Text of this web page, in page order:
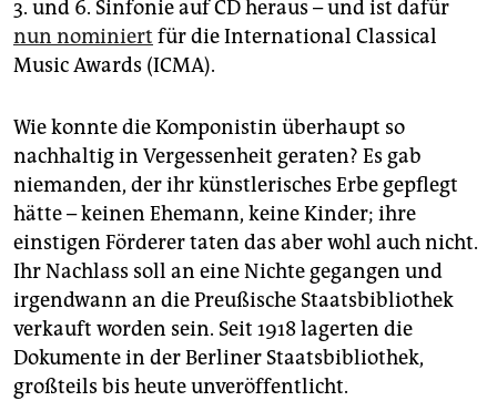
3. und 6. Sinfonie auf CD heraus – und ist dafür
nun nominiert für die International Classical
Music Awards (ICMA).
Wie konnte die Komponistin überhaupt so
nachhaltig in Vergessenheit geraten? Es gab
niemanden, der ihr künstlerisches Erbe gepflegt
hätte – keinen Ehemann, keine Kinder; ihre
einstigen Förderer taten das aber wohl auch nicht.
Ihr Nachlass soll an eine Nichte gegangen und
irgendwann an die Preußische Staatsbibliothek
verkauft worden sein. Seit 1918 lagerten die
Dokumente in der Berliner Staatsbibliothek,
großteils bis heute unveröffentlicht.